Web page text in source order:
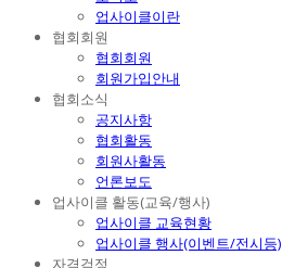
업사이클이란
협회회원
협회회원
회원가입안내
협회소식
공지사항
협회활동
회원사활동
언론보도
업사이클 활동(교육/행사)
업사이클 교육현황
업사이클 행사(이벤트/전시등)
자격검정